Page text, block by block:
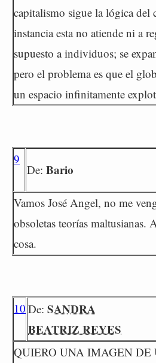
capitalismo sigue la lógica del
instancia esta no atiende ni a
supuesto a individuos; se
pero el problema es que el
un espacio infinitamente
9
De: Bario
Vamos José Angel, no me
obsoletas teorías maltusianas.
cosa.
10 De: SANDRA
BEATRIZ REYES
QUIERO UNA IMAGEN DE